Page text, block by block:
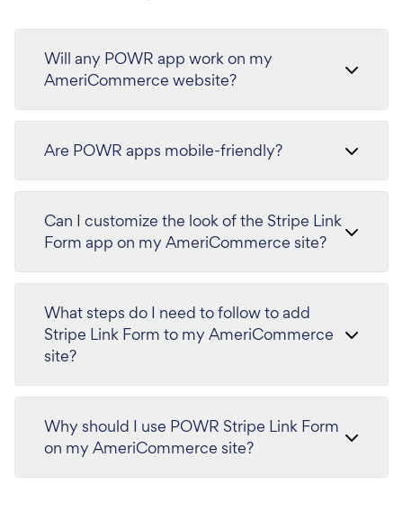
Will any POWR app work on my
AmeriCommerce website?
Are POWR apps mobile-friendly?
Can I customize the look of the Stripe Link
Form app on my AmeriCommerce site?
What steps do I need to follow to add
Stripe Link Form to my AmeriCommerce
site?
Why should I use POWR Stripe Link Form
on my AmeriCommerce site?